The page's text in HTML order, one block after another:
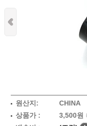
원산지:
CHINA
상품가 :
3,500원